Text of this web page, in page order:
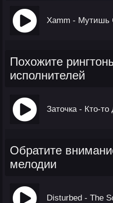
Xamm - Мутишь
Похожите
исполнителей
Заточка - Кто-то
Обратите
мелодии